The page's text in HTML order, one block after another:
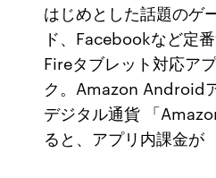
はじめとした話題のゲ
ド、Facebookなど定番
Fireタブレット対応ア
ク。Amazon Android
デジタル通貨 「
ると、アプリ内課金が